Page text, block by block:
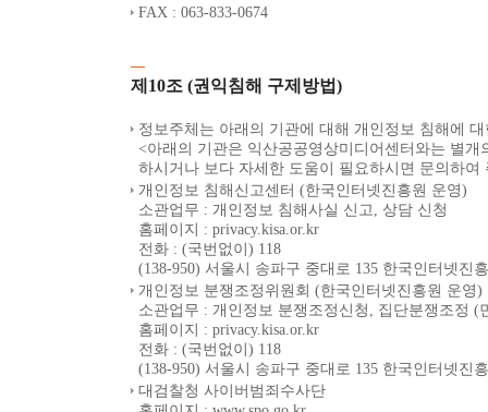
FAX : 063-833-0674
제10조 (권익침해 구제방법)
정보주체는 아래의 기관에 대해 개인정보 침해에
<아래의 기관은 익산공공영상미디어센터와는 별
하시거나 보다 자세한 도움이 필요하시면 문의하여
개인정보 침해신고센터 (한국인터넷진흥원 운영)
소관업무 : 개인정보 침해사실 신고, 상담 신청
홈페이지 : privacy.kisa.or.kr
전화 : (국번없이) 118
(138-950) 서울시 송파구 중대로 135 한국인터넷진
개인정보 분쟁조정위원회 (한국인터넷진흥원 운영)
소관업무 : 개인정보 분쟁조정신청, 집단분쟁조정 (
홈페이지 : privacy.kisa.or.kr
전화 : (국번없이) 118
(138-950) 서울시 송파구 중대로 135 한국인터넷진
대검찰청 사이버범죄수사단